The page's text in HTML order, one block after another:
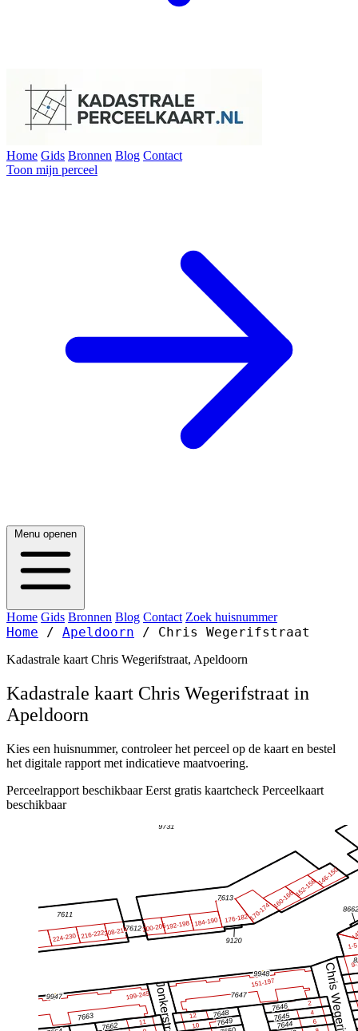
Home Gids Bronnen Blog Contact
Toon mijn perceel
Menu openen
Home Gids Bronnen Blog Contact Zoek huisnummer
Home / Apeldoorn / Chris Wegerifstraat
Kadastrale kaart Chris Wegerifstraat, Apeldoorn
Kadastrale kaart Chris Wegerifstraat in
Apeldoorn
Kies een huisnummer, controleer het perceel op de kaart en bestel
het digitale rapport met indicatieve maatvoering.
Perceelrapport beschikbaar Eerst gratis kaartcheck Perceelkaart
beschikbaar